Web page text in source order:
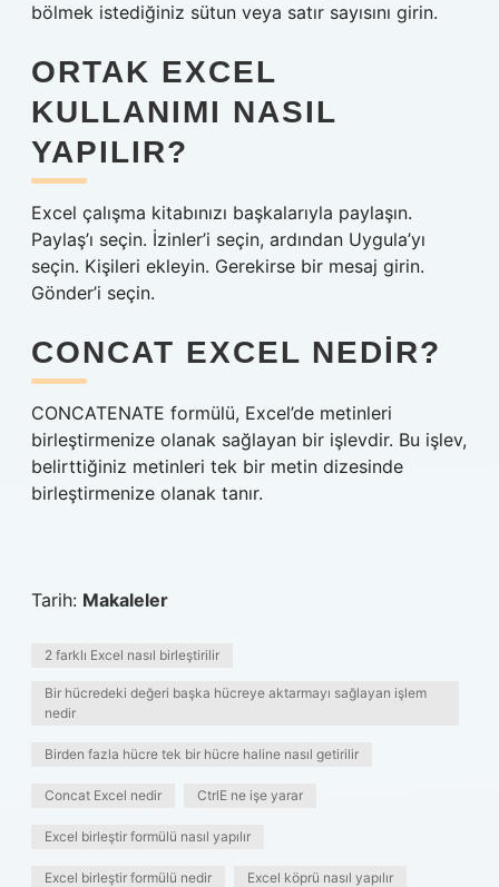
bölmek istediğiniz sütun veya satır sayısını girin.
ORTAK EXCEL
KULLANIMI NASIL
YAPILIR?
Excel çalışma kitabınızı başkalarıyla paylaşın.
Paylaş’ı seçin. İzinler’i seçin, ardından Uygula’yı
seçin. Kişileri ekleyin. Gerekirse bir mesaj girin.
Gönder’i seçin.
CONCAT EXCEL NEDIR?
CONCATENATE formülü, Excel’de metinleri
birleştirmenize olanak sağlayan bir işlevdir. Bu işlev,
belirttiğiniz metinleri tek bir metin dizesinde
birleştirmenize olanak tanır.
Tarih: Makaleler
2 farklı Excel nasıl birleştirilir
Bir hücredeki değeri başka hücreye aktarmayı sağlayan işlem
nedir
Birden fazla hücre tek bir hücre haline nasıl getirilir
Concat Excel nedir CtrlE ne işe yarar
Excel birleştir formülü nasıl yapılır
Excel birleştir formülü nedir Excel köprü nasıl yapılır